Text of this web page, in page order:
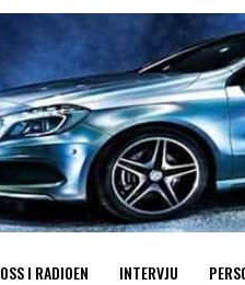
OSS I RADIOEN INTERVJU